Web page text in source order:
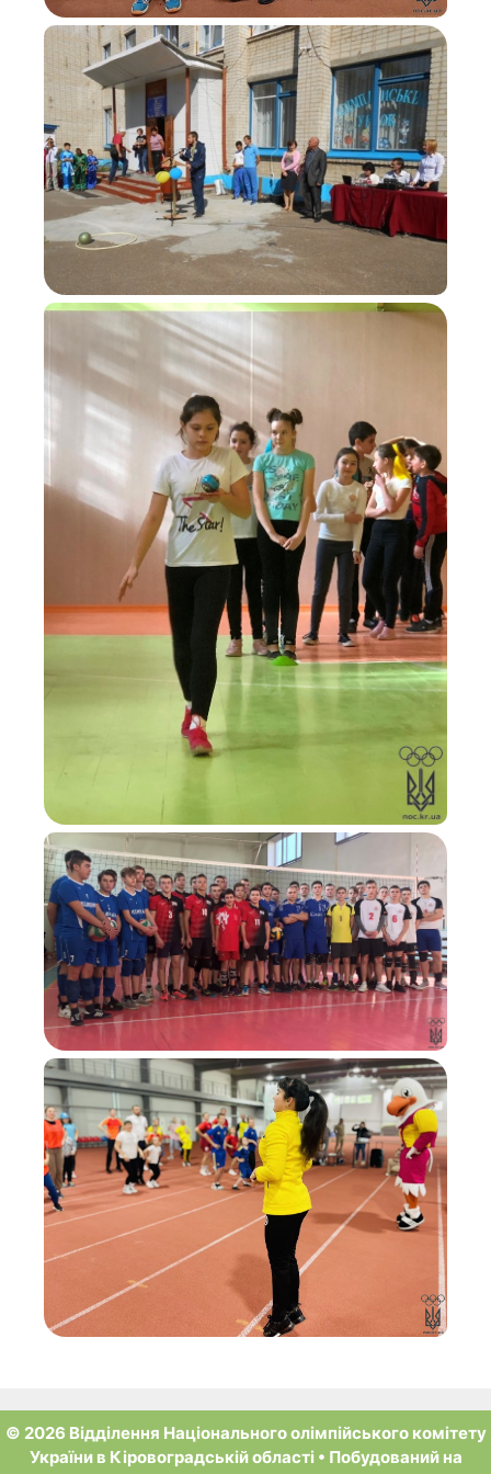
© 2026 Відділення Національного олімпійського комітету
України в Кіровоградській області• Побудований на